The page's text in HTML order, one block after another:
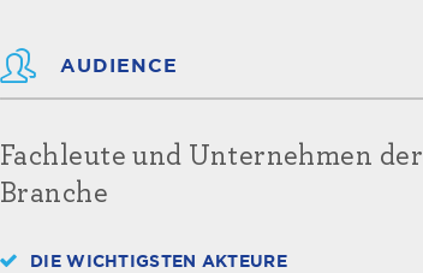
AUDIENCE
Fachleute und Unternehmen der
Branche
DIE WICHTIGSTEN AKTEURE